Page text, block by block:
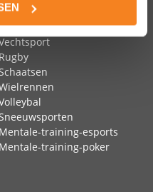
Rugby
Mentale-training-esports
Mentale-training-poker